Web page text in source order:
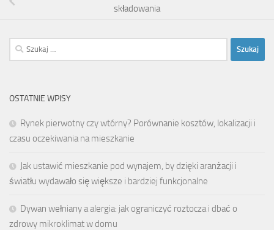
składowania
Szukaj:
OSTATNIE WPISY
Rynek pierwotny czy wtórny? Porównanie kosztów, lokalizacji i
czasu oczekiwania na mieszkanie
Jak ustawić mieszkanie pod wynajem, by dzięki aranżacji i
światłu wydawało się większe i bardziej funkcjonalne
Dywan wełniany a alergia: jak ograniczyć roztocza i dbać o
zdrowy mikroklimat w domu